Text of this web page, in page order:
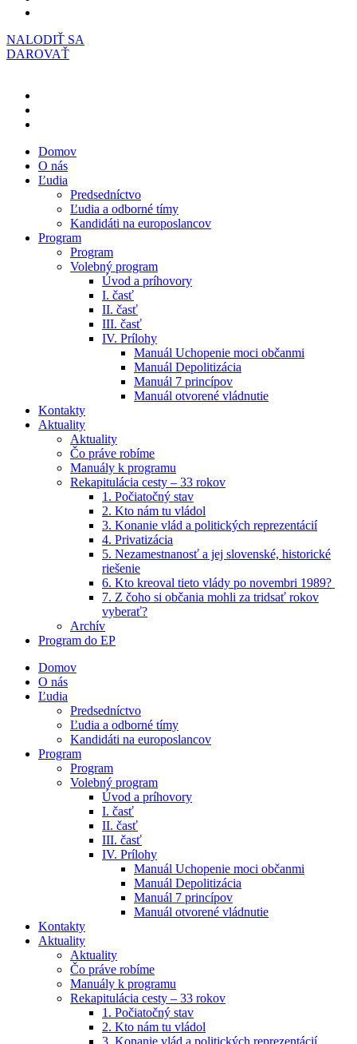
NALODIŤ SA
DAROVAŤ
Domov
O nás
Ľudia
Predsedníctvo
Ľudia a odborné tímy
Kandidáti na europoslancov
Program
Program
Volebný program
Úvod a príhovory
I. časť
II. časť
III. časť
IV. Prílohy
Manuál Uchopenie moci občanmi
Manuál Depolitizácia
Manuál 7 princípov
Manuál otvorené vládnutie
Kontakty
Aktuality
Aktuality
Čo práve robíme
Manuály k programu
Rekapitulácia cesty – 33 rokov
1. Počiatočný stav
2. Kto nám tu vládol
3. Konanie vlád a politických reprezentácií
4. Privatizácia
5. Nezamestnanosť a jej slovenské, historické
riešenie
6. Kto kreoval tieto vlády po novembri 1989? ​
7. Z čoho si občania mohli za tridsať rokov
vyberať?
Archív
Program do EP
Domov
O nás
Ľudia
Predsedníctvo
Ľudia a odborné tímy
Kandidáti na europoslancov
Program
Program
Volebný program
Úvod a príhovory
I. časť
II. časť
III. časť
IV. Prílohy
Manuál Uchopenie moci občanmi
Manuál Depolitizácia
Manuál 7 princípov
Manuál otvorené vládnutie
Kontakty
Aktuality
Aktuality
Čo práve robíme
Manuály k programu
Rekapitulácia cesty – 33 rokov
1. Počiatočný stav
2. Kto nám tu vládol
3. Konanie vlád a politických reprezentácií